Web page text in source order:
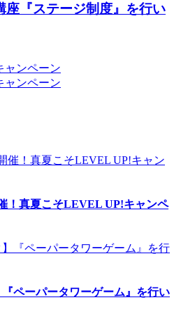
座『ステージ制度』を行い
！真夏こそLEVEL UP!キャンペ
『ペーパータワーゲーム』を行い